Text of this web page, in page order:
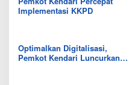
Implementasi KKPD
Optimalkan Digitalisasi,
Pemkot Kendari Luncurkan